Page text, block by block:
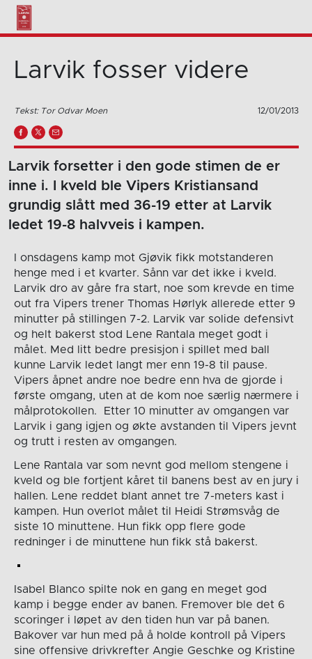
Larvik fosser videre
Tekst: Tor Odvar Moen 12/01/2013
Larvik forsetter i den gode stimen de er
inne i. I kveld ble Vipers Kristiansand
grundig slått med 36-19 etter at Larvik
ledet 19-8 halvveis i kampen.
I onsdagens kamp mot Gjøvik fikk motstanderen
henge med i et kvarter. Sånn var det ikke i kveld.
Larvik dro av gåre fra start, noe som krevde en time
out fra Vipers trener Thomas Hørlyk allerede etter 9
minutter på stillingen 7-2. Larvik var solide defensivt
og helt bakerst stod Lene Rantala meget godt i
målet. Med litt bedre presisjon i spillet med ball
kunne Larvik ledet langt mer enn 19-8 til pause.
Vipers åpnet andre noe bedre enn hva de gjorde i
første omgang, uten at de kom noe særlig nærmere i
målprotokollen. Etter 10 minutter av omgangen var
Larvik i gang igjen og økte avstanden til Vipers jevnt
og trutt i resten av omgangen.
Lene Rantala var som nevnt god mellom stengene i
kveld og ble fortjent kåret til banens best av en jury i
hallen. Lene reddet blant annet tre 7-meters kast i
kampen. Hun overlot målet til Heidi Strømsvåg de
siste 10 minuttene. Hun fikk opp flere gode
redninger i de minuttene hun fikk stå bakerst.
Isabel Blanco spilte nok en gang en meget god
kamp i begge ender av banen. Fremover ble det 6
scoringer i løpet av den tiden hun var på banen.
Bakover var hun med på å holde kontroll på Vipers
sine offensive drivkrefter Angie Geschke og Kristine